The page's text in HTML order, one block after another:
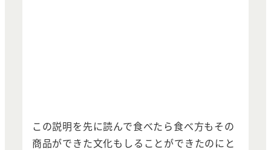
この説明を先に読んで食べたら食べ方もその
商品ができた文化もしることができたのにと